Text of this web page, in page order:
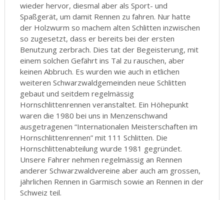
wieder hervor, diesmal aber als Sport- und
Spaßgerät, um damit Rennen zu fahren. Nur hatte
der Holzwurm so machem alten Schlitten inzwischen
so zugesetzt, dass er bereits bei der ersten
Benutzung zerbrach. Dies tat der Begeisterung, mit
einem solchen Gefährt ins Tal zu rauschen, aber
keinen Abbruch. Es wurden wie auch in etlichen
weiteren Schwarzwaldgemeinden neue Schlitten
gebaut und seitdem regelmässig
Hornschlittenrennen veranstaltet. Ein Höhepunkt
waren die 1980 bei uns in Menzenschwand
ausgetragenen “Internationalen Meisterschaften im
Hornschlittenrennen” mit 111 Schlitten. Die
Hornschlittenabteilung wurde 1981 gegründet.
Unsere Fahrer nehmen regelmässig an Rennen
anderer Schwarzwaldvereine aber auch am grossen,
jährlichen Rennen in Garmisch sowie an Rennen in der
Schweiz teil.